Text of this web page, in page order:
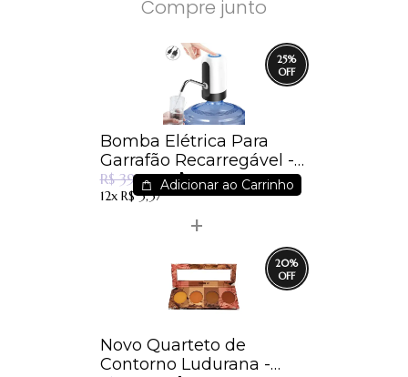
Compre junto
25%
Bomba Elétrica Para
Garrafão Recarregável -
Leon - BOM-1
R$ 39,99 R$ 29,90
12x R$ 3,37
Adicionar ao Carrinho
20%
Novo Quarteto de
Contorno Ludurana -